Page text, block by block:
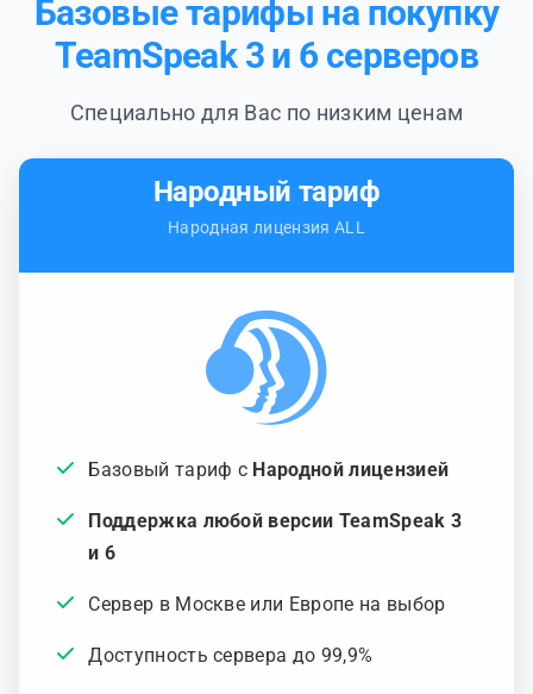
Базовые тарифы на покупку
TeamSpeak 3 и 6 серверов
Специально для Вас по низким ценам
Народный тариф
Народная лицензия ALL
Базовый тариф с Народной лицензией
Поддержка любой версии TeamSpeak 3
и 6
Сервер в Москве или Европе на выбор
Доступность сервера до 99,9%